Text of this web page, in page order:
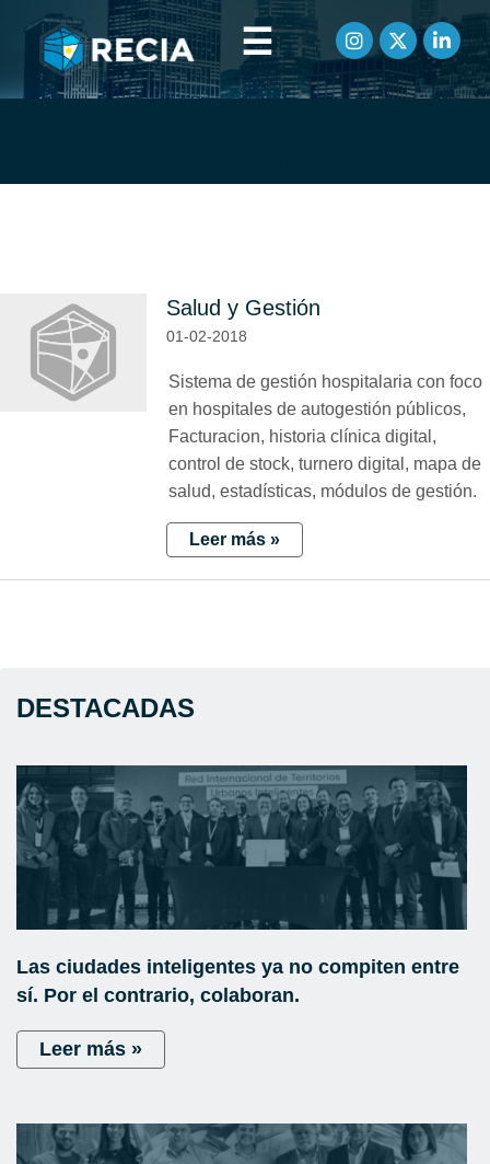
☰
Salud y Gestión
01-02-2018
Sistema de gestión hospitalaria con foco
en hospitales de autogestión públicos,
Facturacion, historia clínica digital,
control de stock, turnero digital, mapa de
salud, estadísticas, módulos de gestión.
Leer más »
DESTACADAS
Las ciudades inteligentes ya no compiten entre
sí. Por el contrario, colaboran.
Leer más »